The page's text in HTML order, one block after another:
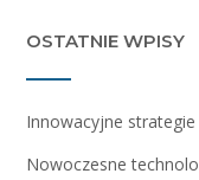
OSTATNIE WPISY
Innowacyjne
Nowoczesne